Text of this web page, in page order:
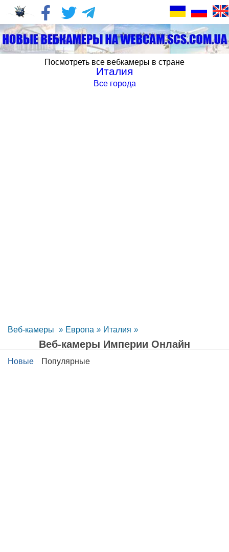
Посмотреть все вебкамеры в стране
Италия
Все города
Веб-камеры » Европа » Италия »
Веб-камеры Империи Oнлайн
Новые Популярные